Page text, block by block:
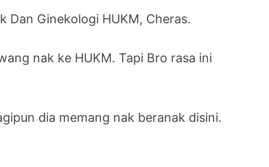
Dan Ginekologi HUKM, Cheras.
nak ke HUKM. Tapi Bro rasa ini
dia memang nak beranak disini.